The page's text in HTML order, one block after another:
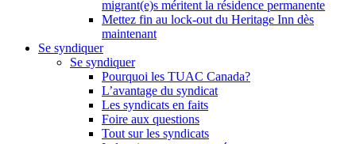
migrant(e)s méritent la résidence permanente
Mettez fin au lock-out du Heritage Inn dès
maintenant
Se syndiquer
Se syndiquer
Pourquoi les TUAC Canada?
L’avantage du syndicat
Les syndicats en faits
Foire aux questions
Tout sur les syndicats